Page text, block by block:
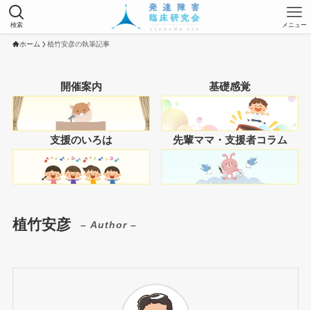
検索 メニュー
ホーム 植竹安彦の執筆記事
開催案内 基礎感覚
支援のいろは 先輩ママ・支援者コラム
植竹安彦 – Author –